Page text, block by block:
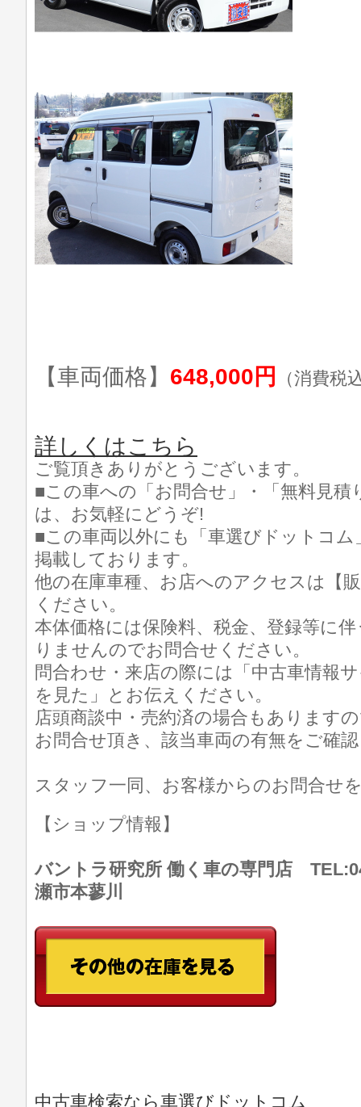
【車両価格】 648,000円 （消費税
詳しくはこちら
ご覧頂きありがとうございます。
■この車への「お問合せ」・「無料見積
は、お気軽にどうぞ!
■この車両以外にも「車選びドットコ
掲載しております。
他の在庫車種、お店へのアクセスは【
ください。
本体価格には保険料、税金、登録等に
りませんのでお問合せください。
問合わせ・来店の際には「中古車情報
を見た」とお伝えください。
店頭商談中・売約済の場合もあります
お問合せ頂き、該当車両の有無をご確
スタッフ一同、お客様からのお問合せ
【ショップ情報】
バントラ研究所 働く車の専門店
瀬市本蓼川
中古車検索なら車選びドットコム